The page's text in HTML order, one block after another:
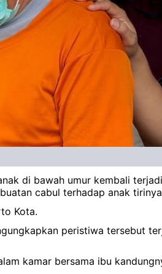
di bawah umur kembali
cabul terhadap anak
Kota.
peristiwa tersebut
kamar bersama ibu